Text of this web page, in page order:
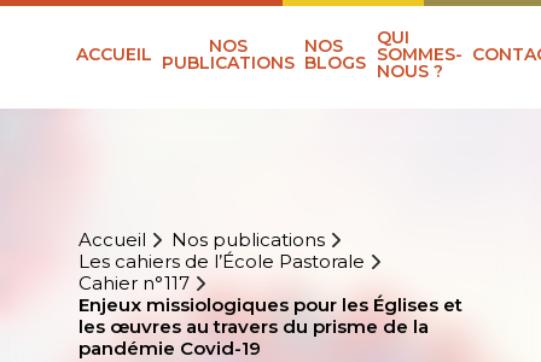
ACCUEIL NOS
PUBLICATIONS
NOS
BLOGS
QUI
SOMMES-
NOUS ?
Accueil
Nos publications
Les cahiers de l’École Pastorale
Cahier n°117
Enjeux missiologiques pour les Églises et
les œuvres au travers du prisme de la
pandémie Covid-19